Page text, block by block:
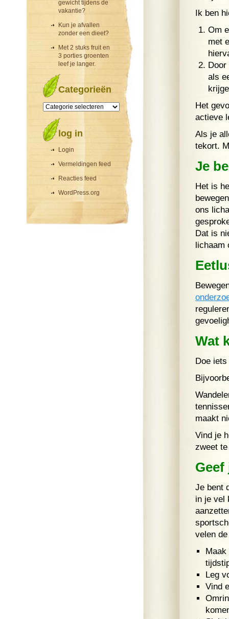
gewicht tijdens de
vakantie?
Kun je afvallen
zonder een dieet?
Met 2 stuks fruit en
3 porties groenten
leef je langer.
Categorieën
Categorieën
log in
Login
Vermeldingen feed
Reacties feed
WordPress.org
Ik ben
Om
met
Door
als
Het
actieve
Als je
tekort.
Je
Het is
ons
Dat is
lichaam
Wat
Doe
maakt
Vind je
zweet
Je bent
in je vel
velen
Maak
Leg
Vind